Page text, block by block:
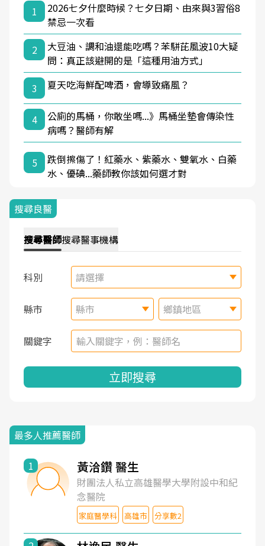
1
2026七夕什麼時候？七夕日期、由來與3習俗8
禁忌一次看
2
大豆油、調和油還能吃嗎？苯駢芘風波10大疑
問：真正該避開的是「這種用油方式」
3
夏天吃海鮮配啤酒，會導致痛風？
4
公廁的馬桶，你敢坐嗎...》馬桶坐墊會傳染性
病嗎？醫師有解
5
跌倒擦傷了！紅藥水、紫藥水、雙氧水、白藥
水、優碘...藥師教你該如何選才對
搜尋良醫
搜尋醫師搜尋醫事機構
科別 請選擇
縣市 縣市 鄉鎮地區
關鍵字
立即搜尋
最多人推薦醫師
1 黃洽鑽 醫生
財團法人私立高雄醫學大學附設中和紀
念醫院
家庭醫學科 高雄市 分享數2